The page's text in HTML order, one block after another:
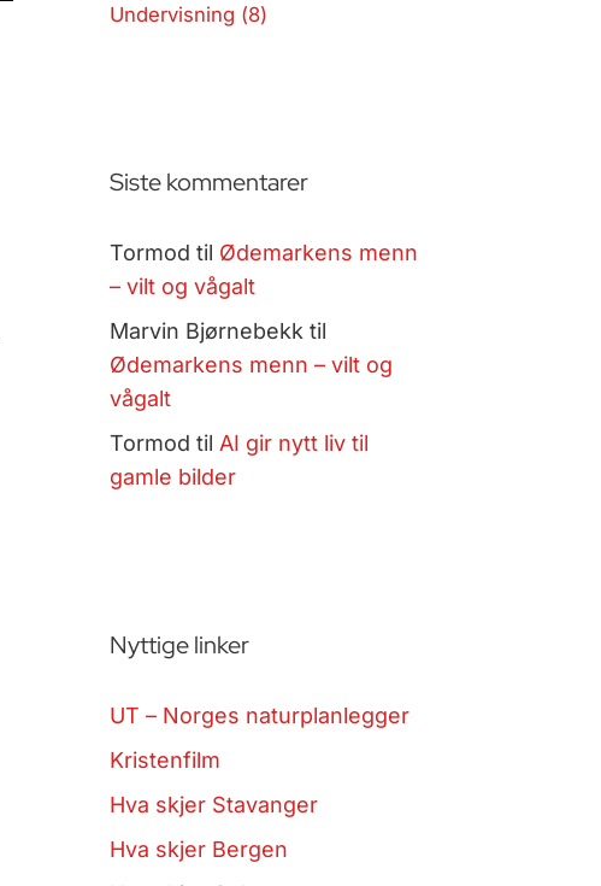
Undervisning (8)
Siste kommentarer
Tormod til Ødemarkens menn
– vilt og vågalt
Marvin Bjørnebekk til
Ødemarkens menn – vilt og
vågalt
Tormod til AI gir nytt liv til
gamle bilder
Nyttige linker
UT – Norges naturplanlegger
Kristenfilm
Hva skjer Stavanger
Hva skjer Bergen